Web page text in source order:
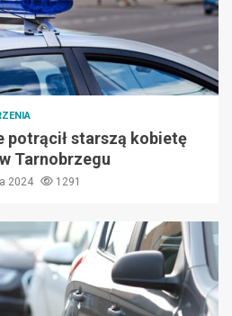
potrącił starszą kobietę
Tarnobrzegu
2024 1291